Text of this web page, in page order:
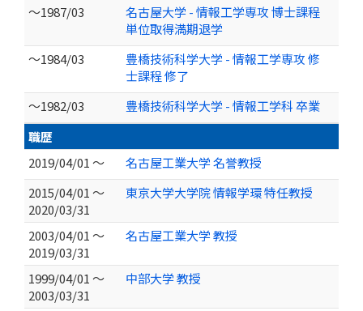
～1987/03
名古屋大学 - 情報工学専攻 博士課程
単位取得満期退学
～1984/03
豊橋技術科学大学 - 情報工学専攻 修
士課程 修了
～1982/03
豊橋技術科学大学 - 情報工学科 卒業
職歴
2019/04/01 ～
名古屋工業大学 名誉教授
2015/04/01 ～
2020/03/31
東京大学大学院 情報学環 特任教授
2003/04/01 ～
2019/03/31
名古屋工業大学 教授
1999/04/01 ～
2003/03/31
中部大学 教授